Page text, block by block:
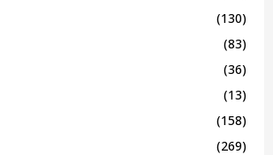
(130)
(83)
(36)
(13)
(158)
(269)